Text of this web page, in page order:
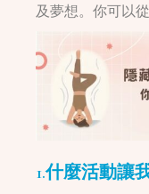
及夢想。你可以
1.什麼活動讓